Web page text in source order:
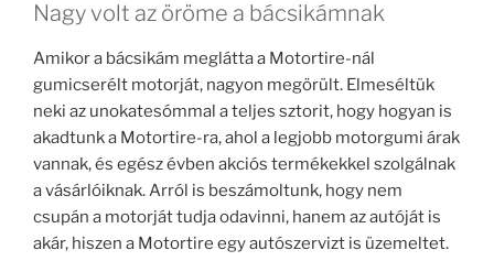
Nagy volt az öröme a bácsikámnak
Amikor a bácsikám meglátta a Motortire-nál
gumicserélt motorját, nagyon megörült. Elmeséltük
neki az unokatesómmal a teljes sztorit, hogy hogyan is
akadtunk a Motortire-ra, ahol a legjobb motorgumi árak
vannak, és egész évben akciós termékekkel szolgálnak
a vásárlóiknak. Arról is beszámoltunk, hogy nem
csupán a motorját tudja odavinni, hanem az autóját is
akár, hiszen a Motortire egy autószervizt is üzemeltet.